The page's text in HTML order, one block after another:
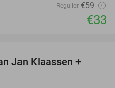
Regulier €59
€33
Jan Klaassen +